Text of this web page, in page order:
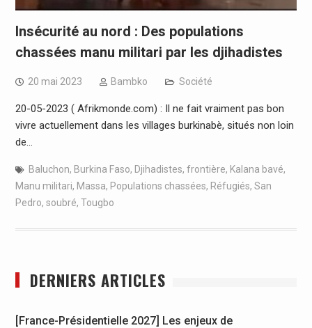
Insécurité au nord : Des populations
chassées manu militari par les djihadistes
20 mai 2023 Bambko Société
20-05-2023 ( Afrikmonde.com) : Il ne fait vraiment pas bon
vivre actuellement dans les villages burkinabè, situés non loin
de…
Baluchon, Burkina Faso, Djihadistes, frontière, Kalana bavé,
Manu militari, Massa, Populations chassées, Réfugiés, San
Pedro, soubré, Tougbo
DERNIERS ARTICLES
[France-Présidentielle 2027] Les enjeux de